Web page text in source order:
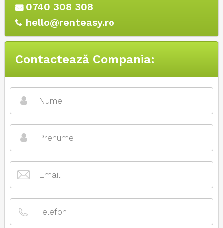
0740 308 308
hello@renteasy.ro
Contactează Compania: